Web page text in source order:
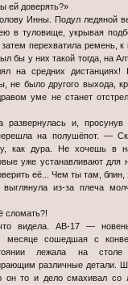
ей доверять?»
Инны. Подул ледяной
в туловище, укрывая
перехватила ремень, к
бы у них такой тогда, на
на средних дистанциях!
не было другого выхода,
уме не станет
и, просунув
на полушёпот. —
как дура. Не хочешь в
уже устанавливают для
её... Чем ты там,
из-за плеча
сломать?!
видела. АВ-17 —
месяце сошедшая с
лежала на
различные детали.
он то и дело смахивал со